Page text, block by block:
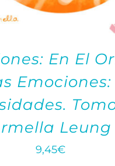
En El
Emociones:
Leung
9,45€